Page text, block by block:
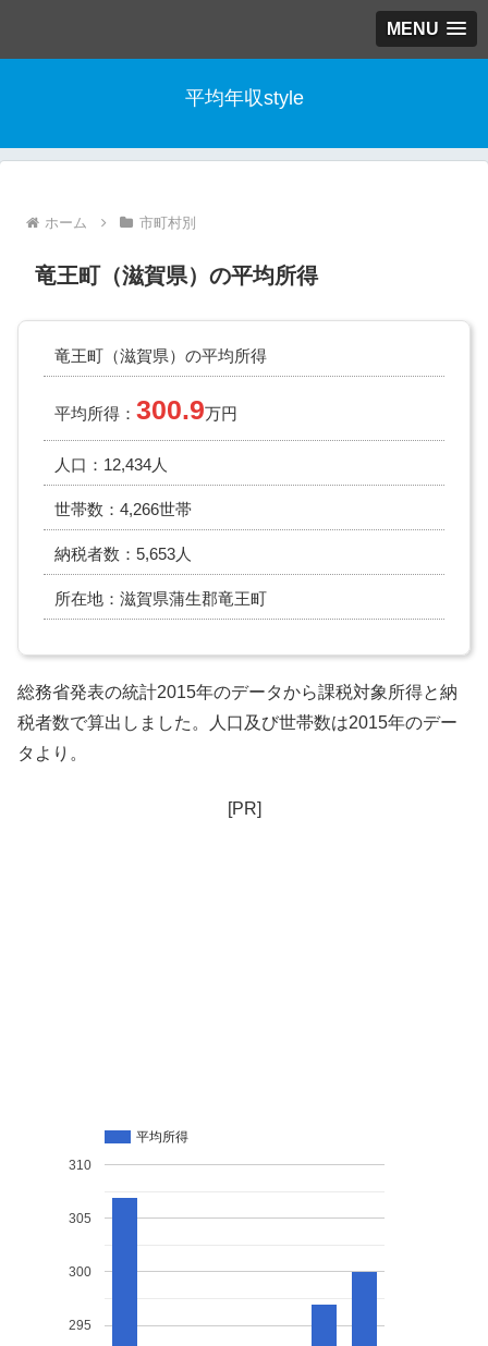
MENU
平均年収style
ホーム 市町村別
竜王町（滋賀県）の平均所得
竜王町（滋賀県）の平均所得
平均所得： 300.9万円
人口：12,434人
世帯数：4,266世帯
納税者数：5,653人
所在地：滋賀県蒲生郡竜王町
総務省発表の統計2015年のデータから課税対象所得と納
税者数で算出しました。人口及び世帯数は2015年のデー
タより。
[PR]
平均所得
295
300
305
310